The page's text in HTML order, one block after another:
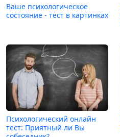
Ваше психологическое
состояние - тест в картинках
Психологический онлайн
тест: Приятный ли Вы